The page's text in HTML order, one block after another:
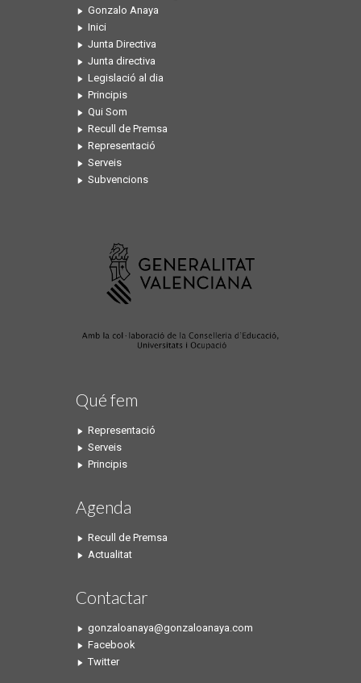
Gonzalo Anaya
Inici
Junta Directiva
Junta directiva
Legislació al dia
Principis
Qui Som
Recull de Premsa
Representació
Serveis
Subvencions
Qué fem
Representació
Serveis
Principis
Agenda
Recull de Premsa
Actualitat
Contactar
gonzaloanaya@gonzaloanaya.com
Facebook
Twitter